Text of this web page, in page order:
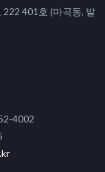
401호 (마곡동, 발
4002